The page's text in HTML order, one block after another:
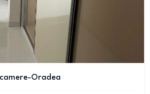
Oradea